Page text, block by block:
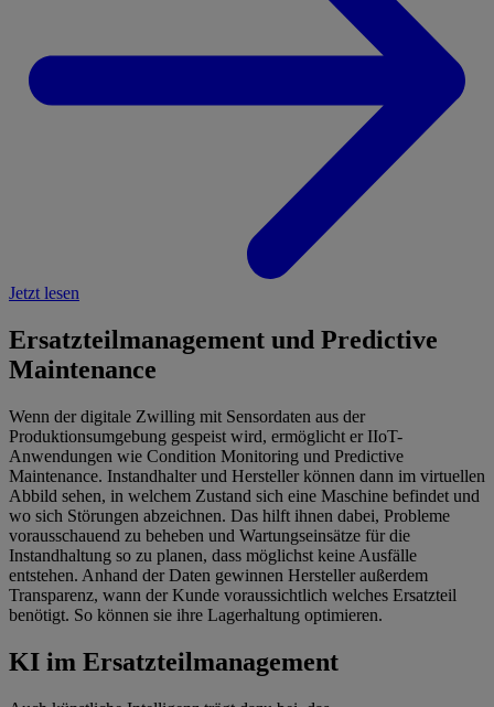
Jetzt lesen
Ersatzteilmanagement und Predictive
Maintenance
Wenn der digitale Zwilling mit Sensordaten aus der
Produktionsumgebung gespeist wird, ermöglicht er IIoT-
Anwendungen wie Condition Monitoring und Predictive
Maintenance. Instandhalter und Hersteller können dann im virtuellen
Abbild sehen, in welchem Zustand sich eine Maschine befindet und
wo sich Störungen abzeichnen. Das hilft ihnen dabei, Probleme
vorausschauend zu beheben und Wartungseinsätze für die
Instandhaltung so zu planen, dass möglichst keine Ausfälle
entstehen. Anhand der Daten gewinnen Hersteller außerdem
Transparenz, wann der Kunde voraussichtlich welches Ersatzteil
benötigt. So können sie ihre Lagerhaltung optimieren.
KI im Ersatzteilmanagement